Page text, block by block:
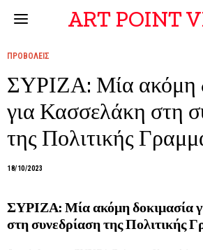
ART POINT
ΠΡΟΒΟΛΕΙΣ
ΣΥΡΙΖΑ: Μία ακόμη
για Κασσελάκη στη
της Πολιτικής
18/10/2023
ΣΥΡΙΖΑ: Μία ακόμη δοκιμασία
στη συνεδρίαση της Πολιτικής